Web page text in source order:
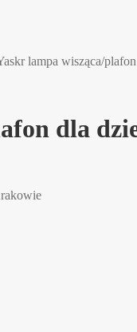
lampa wisząca/
dla